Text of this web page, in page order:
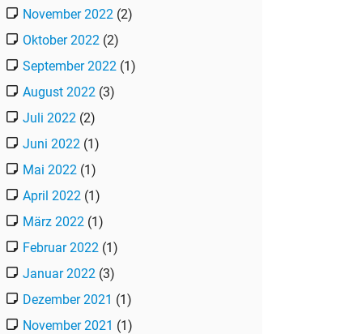
November 2022 (2)
Oktober 2022 (2)
September 2022 (1)
August 2022 (3)
Juli 2022 (2)
Juni 2022 (1)
Mai 2022 (1)
April 2022 (1)
März 2022 (1)
Februar 2022 (1)
Januar 2022 (3)
Dezember 2021 (1)
November 2021 (1)